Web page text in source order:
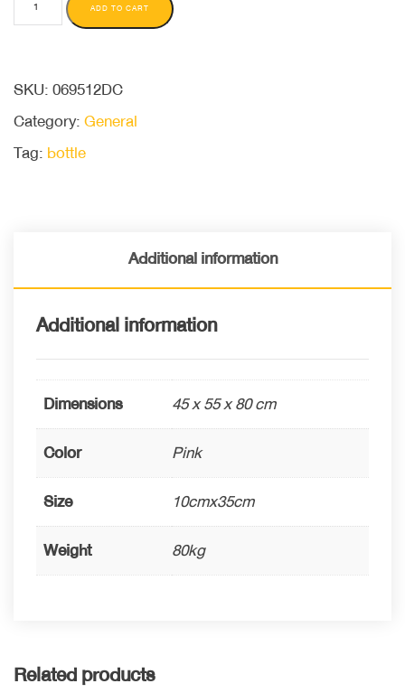
ADD TO CART
SKU:069512DC
Category:General
Tag: bottle
Additional information
Additional information
Dimensions
45 x 55 x 80 cm
Color
Pink
Size
10cmx35cm
Weight
80kg
Related products